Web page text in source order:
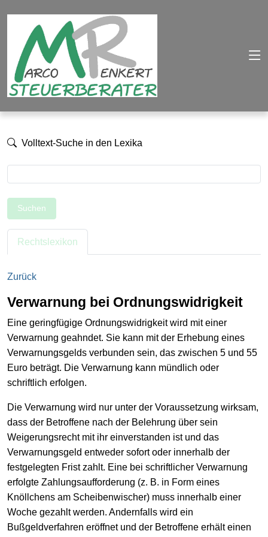
Volltext-Suche in den Lexika
Suchen
Rechtslexikon
Zurück
Verwarnung bei Ordnungswidrigkeit
Eine geringfügige Ordnungswidrigkeit wird mit einer
Verwarnung geahndet. Sie kann mit der Erhebung eines
Verwarnungsgelds verbunden sein, das zwischen 5 und 55
Euro beträgt. Die Verwarnung kann mündlich oder
schriftlich erfolgen.
Die Verwarnung wird nur unter der Voraussetzung wirksam,
dass der Betroffene nach der Belehrung über sein
Weigerungsrecht mit ihr einverstanden ist und das
Verwarnungsgeld entweder sofort oder innerhalb der
festgelegten Frist zahlt. Eine bei schriftlicher Verwarnung
erfolgte Zahlungsaufforderung (z. B. in Form eines
Knöllchens am Scheibenwischer) muss innerhalb einer
Woche gezahlt werden. Andernfalls wird ein
Bußgeldverfahren eröffnet und der Betroffene erhält einen